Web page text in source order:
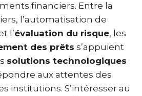
financiers. Entre la
l’automatisation de
l’évaluation du risque, les
des prêts s’appuient
solutions technologiques
aux attentes des
institutions. S’intéresser au